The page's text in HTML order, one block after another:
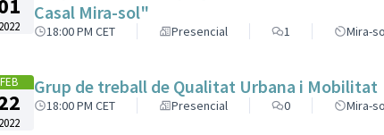
2022
Casal Mira-sol"
18:00 PM CET Presencial 1 Mira-
FEB
2022
Grup de treball de Qualitat Urbana i Mobilitat
18:00 PM CET Presencial 0 Mira-